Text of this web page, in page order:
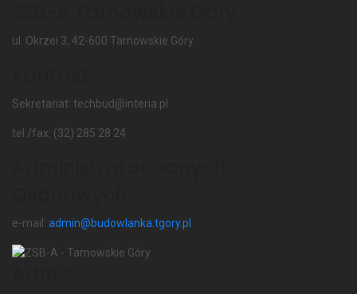
ul. Okrzei 3, 42-600 Tarnowskie Góry
Sekretariat: techbud@interia.pl
tel./fax: (32) 285 28 24
e-mail: admin@budowlanka.tgory.pl